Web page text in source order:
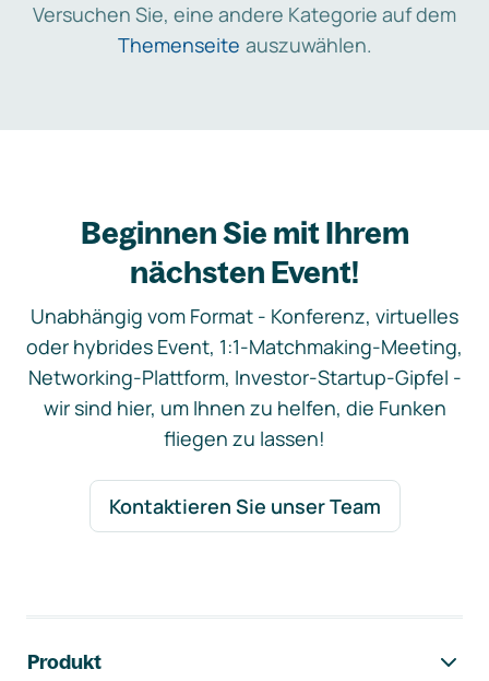
Versuchen Sie, eine andere Kategorie auf dem
Themenseite auszuwählen.
Beginnen Sie mit Ihrem
nächsten Event!
Unabhängig vom Format - Konferenz, virtuelles
oder hybrides Event, 1:1-Matchmaking-Meeting,
Networking-Plattform, Investor-Startup-Gipfel -
wir sind hier, um Ihnen zu helfen, die Funken
fliegen zu lassen!
Kontaktieren Sie unser Team
Produkt